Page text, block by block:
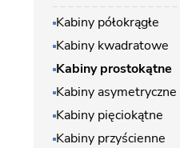
Kabiny półokrągłe
Kabiny kwadratowe
Kabiny prostokątne
Kabiny asymetryczne
Kabiny pięciokątne
Kabiny przyścienne